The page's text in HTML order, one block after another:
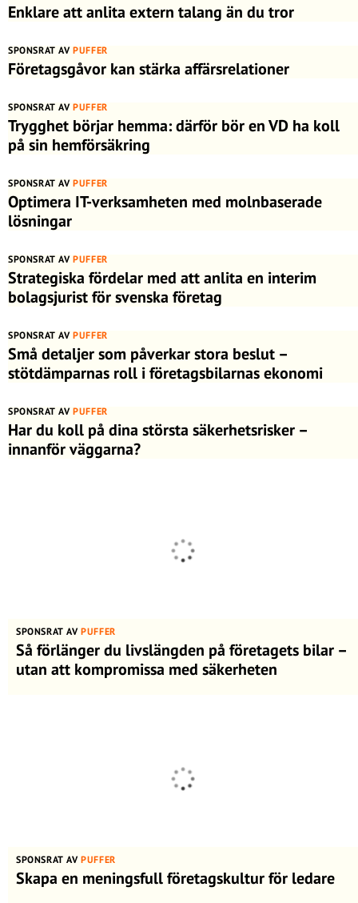
Enklare att anlita extern talang än du tror
SPONSRAT AVPUFFER
Företagsgåvor kan stärka affärsrelationer
SPONSRAT AVPUFFER
Trygghet börjar hemma: därför bör en VD ha koll
på sin hemförsäkring
SPONSRAT AVPUFFER
Optimera IT-verksamheten med molnbaserade
lösningar
SPONSRAT AVPUFFER
Strategiska fördelar med att anlita en interim
bolagsjurist för svenska företag
SPONSRAT AVPUFFER
Små detaljer som påverkar stora beslut –
stötdämparnas roll i företagsbilarnas ekonomi
SPONSRAT AVPUFFER
Har du koll på dina största säkerhetsrisker –
innanför väggarna?
SPONSRAT AVPUFFER
Så förlänger du livslängden på företagets bilar –
utan att kompromissa med säkerheten
SPONSRAT AVPUFFER
Skapa en meningsfull företagskultur för ledare